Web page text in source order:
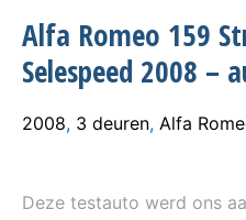
Alfa Romeo 159
Selespeed 2008 –
2008, 3 deuren, Alfa
Deze testauto werd ons